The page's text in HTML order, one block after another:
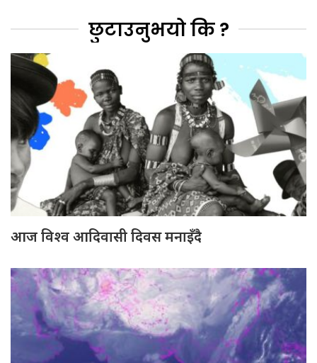
छुटाउनुभयो कि ?
आज विश्व आदिवासी दिवस मनाइँदै